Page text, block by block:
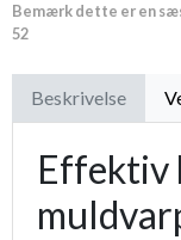
Proffesionel
Bemærk dette er en
52
Beskrivelse
Effektiv